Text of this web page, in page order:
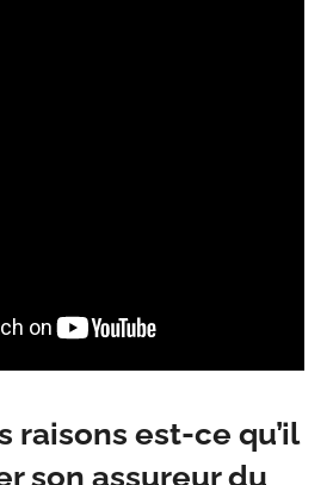
raisons est-ce qu’il
son assureur du